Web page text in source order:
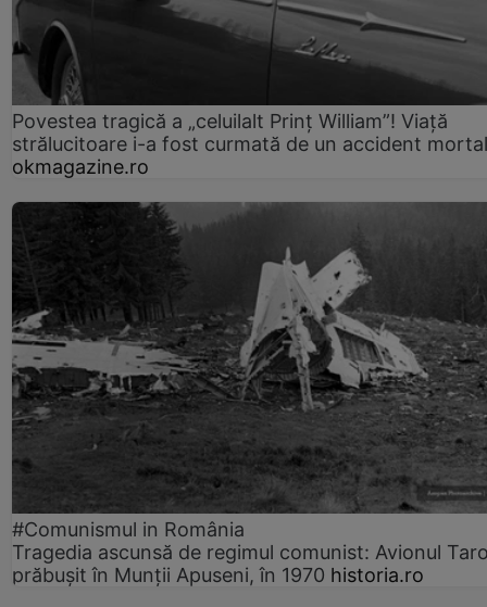
Povestea tragică a „celuilalt Prinț William”! Viață
strălucitoare i-a fost curmată de un accident mortal
okmagazine.ro
#Comunismul in România
Tragedia ascunsă de regimul comunist: Avionul
prăbușit în Munții Apuseni, în 1970 historia.ro